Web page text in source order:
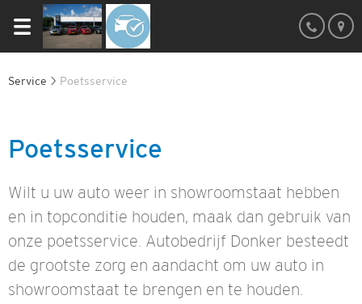
Service Poetsservice
Poetsservice
Wilt u uw auto weer in showroomstaat hebben
en in topconditie houden, maak dan gebruik van
onze poetsservice. Autobedrijf Donker besteedt
de grootste zorg en aandacht om uw auto in
showroomstaat te brengen en te houden.